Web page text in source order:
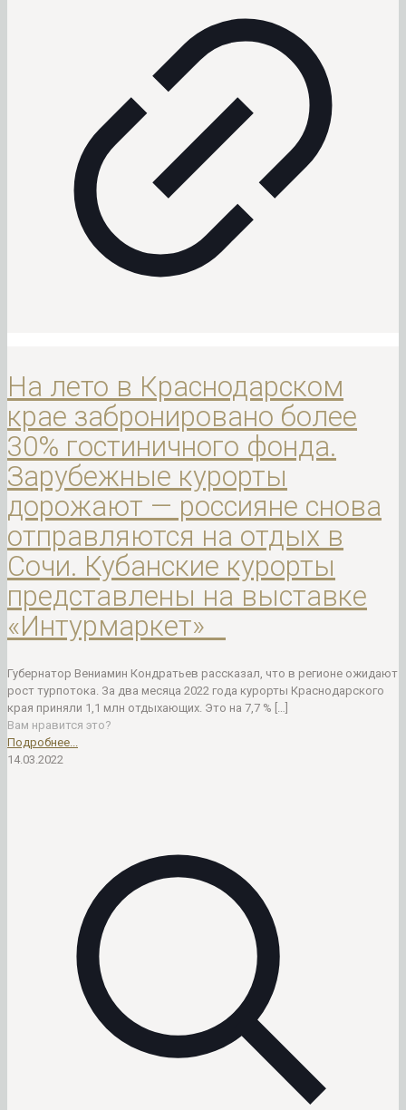
На лето в Краснодарском
крае забронировано более
30% гостиничного фонда.
Зарубежные курорты
дорожают — россияне снова
отправляются на отдых в
Сочи. Кубанские курорты
представлены на выставке
«Интурмаркет»⠀
Губернатор Вениамин Кондратьев рассказал, что в регионе ожидают
рост турпотока. За два месяца 2022 года курорты Краснодарского
края приняли 1,1 млн отдыхающих. Это на 7,7 % […]
Вам нравится это?
Подробнее...
14.03.2022